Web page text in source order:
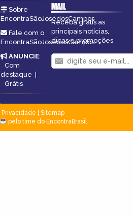
Sobre
EncontraSãoJosédosCampos
Fale com o
EncontraSãoJosédosCampos
ANUNCIE:
Com
destaque
Grátis
MAIL
Receba grátis as
principais notícias,
dicas e promoções
Privacidade
Sitemap
pelo time do EncontraBrasil